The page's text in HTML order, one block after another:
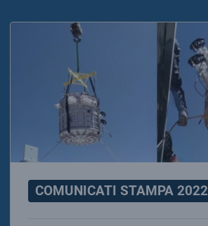
COMUNICATI STAMPA 2022